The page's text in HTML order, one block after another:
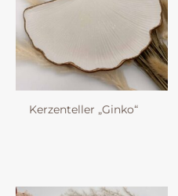
Kerzenteller „Ginko“